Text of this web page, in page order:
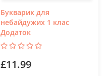
Букварик для
небайдужих 1 клас
Додаток
£11.99